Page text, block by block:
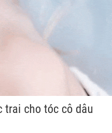
trai cho tóc cô dâu